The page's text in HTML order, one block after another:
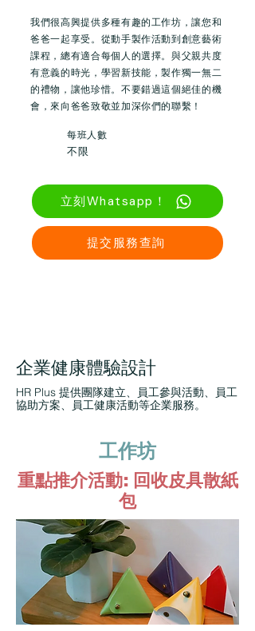
我們很高興提供多種有趣的工作坊，讓您和
爸爸一起享受。從動手製作活動到創意藝術
課程，總有適合每個人的選擇。與父親共度
有意義的時光，學習新技能，製作獨一無二
的禮物，讓他珍惜。不要錯過這個絕佳的機
會，來向爸爸致敬並加深你們的聯繫！
每班人數
不限
立刻Whatsapp！
提交服務查詢
企業健康體驗設計
HR Plus 提供團隊建立、員工參與活動、員工
協助方案、員工健康活動等企業服務。
工作坊
重點推介活動: 回收皮具散紙
包